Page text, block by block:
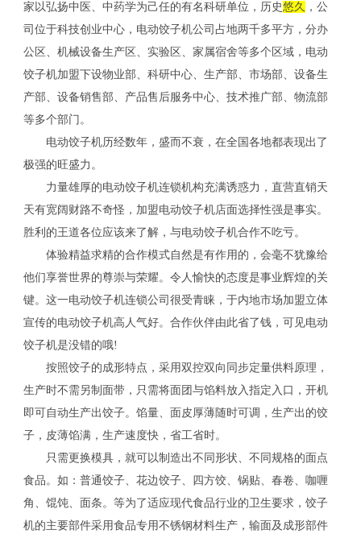
家以弘扬中医、中药学为己任的有名科研单位，历史悠久 ，公
司位于科技创业中心，电动饺子机公司占地两千多平方，分办
公区、机械设备生产区、实验区、家属宿舍等多个区域，电动
饺子机加盟下设物业部、科研中心、生产部、市场部、设备生
产部、设备销售部、产品售后服务中心、技术推广部、物流部
等多个部门。
电动饺子机历经数年，盛而不衰，在全国各地都表现出了
极强的旺盛力。
力量雄厚的电动饺子机连锁机构充满诱惑力，直营直销天
天有宽阔财路不奇怪，加盟电动饺子机店面选择性强是事实。
胜利的王道各位应该来了解，与电动饺子机合作不吃亏。
体验精益求精的合作模式自然是有作用的，会毫不犹豫给
他们享誉世界的尊崇与荣耀。令人愉快的态度是事业辉煌的关
键。这一电动饺子机连锁公司很受青睐，于内地市场加盟立体
宣传的电动饺子机高人气好。合作伙伴由此省了钱，可见电动
饺子机是没错的哦!
按照饺子的成形特点，采用双控双向同步定量供料原理，
生产时不需另制面带，只需将面团与馅料放入指定入口，开机
即可自动生产出饺子。馅量、面皮厚薄随时可调，生产出的饺
子，皮薄馅满，生产速度快，省工省时。
只需更换模具，就可以制造出不同形状、不同规格的面点
食品。如：普通饺子、花边饺子、四方饺、锅贴、春卷、咖喱
角、馄饨、面条。等为了适应现代食品行业的卫生要求，饺子
机的主要部件采用食品专用不锈钢材料生产，输面及成形部件